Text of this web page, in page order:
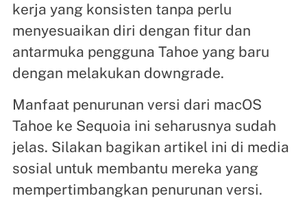
kerja yang konsisten tanpa perlu
menyesuaikan diri dengan fitur dan
antarmuka pengguna Tahoe yang baru
dengan melakukan downgrade.
Manfaat penurunan versi dari macOS
Tahoe ke Sequoia ini seharusnya sudah
jelas. Silakan bagikan artikel ini di media
sosial untuk membantu mereka yang
mempertimbangkan penurunan versi.